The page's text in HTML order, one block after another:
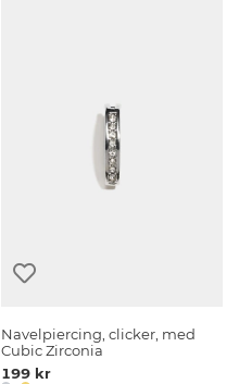
Navelpiercing, clicker, med
Cubic Zirconia
199 kr